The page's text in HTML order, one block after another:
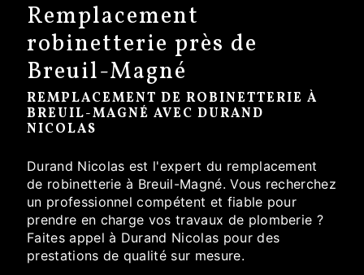
Remplacement
robinetterie près de
Breuil-Magné
REMPLACEMENT DE ROBINETTERIE À
BREUIL-MAGNÉ AVEC DURAND
NICOLAS
Durand Nicolas est l'expert du remplacement
de robinetterie à Breuil-Magné. Vous recherchez
un professionnel compétent et fiable pour
prendre en charge vos travaux de plomberie ?
Faites appel à Durand Nicolas pour des
prestations de qualité sur mesure.